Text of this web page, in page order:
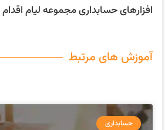
افزارهای حسابداری مجموعه لیام اقدام
آموزش های مرتبط
حسابداری